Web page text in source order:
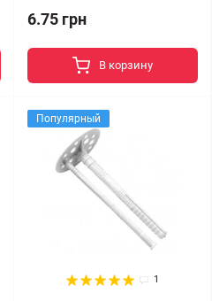
6.75 грн
В корзину
Популярный
1